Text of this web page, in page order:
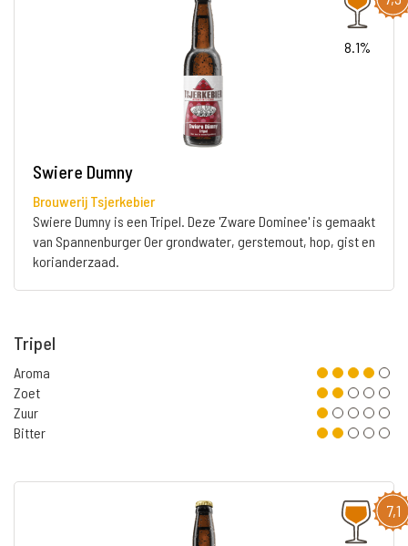
8.1%
Swiere Dumny
Brouwerij Tsjerkebier
Swiere Dumny is een Tripel. Deze 'Zware Dominee' is gemaakt
van Spannenburger Oer grondwater, gerstemout, hop, gist en
korianderzaad.
Tripel
Aroma
Zoet
Zuur
Bitter
7,1